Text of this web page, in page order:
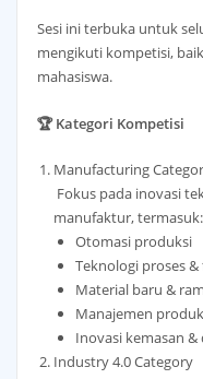
Sesi ini terbuka untuk
mengikuti kompetisi,
mahasiswa.
🏆 Kategori Kompetisi
Manufacturing
Fokus pada inovasi
manufaktur, termasuk:
Otomasi produksi
Teknologi proses
Material baru &
Manajemen
Inovasi kemasan
Industry 4.0 Category